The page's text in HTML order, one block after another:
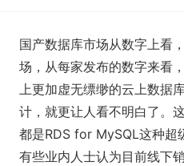
国产数据库市场从数字上看
场，从每家发布的数字来看
上更加虚无缥缈的云上数据
计，就更让人看不明白了。
都是RDS for MySQL这种超
有些业内人士认为目前线下